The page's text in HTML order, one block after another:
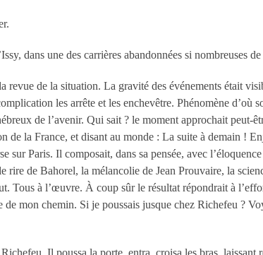
dans une des carrières abandonnées si nombreuses
de la situation. La gravité des événements était
les arrête et les enchevêtre. Phénomène d’où
de l’avenir. Qui sait ? le moment approchait peut-
de la France, et disant au monde : La suite à demain !
sur Paris. Il composait, dans sa pensée, avec
de Bahorel, la mélancolie de Jean Prouvaire, la
Tous à l’œuvre. À coup sûr le résultat répondrait à
mon chemin. Si je poussais jusque chez Richefeu ?
Il poussa la porte, entra, croisa les bras,